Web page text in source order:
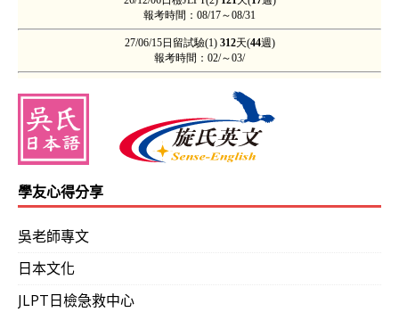
學友心得分享
吳老師專文
日本文化
JLPT日檢急救中心